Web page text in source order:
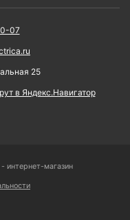
07
25
в Яндекс.Навигатор
магазин